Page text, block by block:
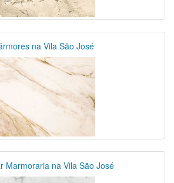
na Vila São José
Marmoraria na Vila São José